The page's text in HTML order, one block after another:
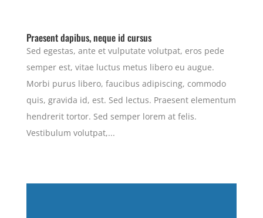
Praesent dapibus, neque id cursus
Sed egestas, ante et vulputate volutpat, eros pede
semper est, vitae luctus metus libero eu augue.
Morbi purus libero, faucibus adipiscing, commodo
quis, gravida id, est. Sed lectus. Praesent elementum
hendrerit tortor. Sed semper lorem at felis.
Vestibulum volutpat,...